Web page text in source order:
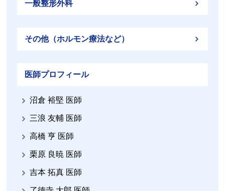
一般整形外科
その他（ホルモン療法など）
医師プロフィール
沼倉 裕堅 医師
三浪 友輔 医師
高橋 亨 医師
栗原 良暁 医師
吉本 拓真 医師